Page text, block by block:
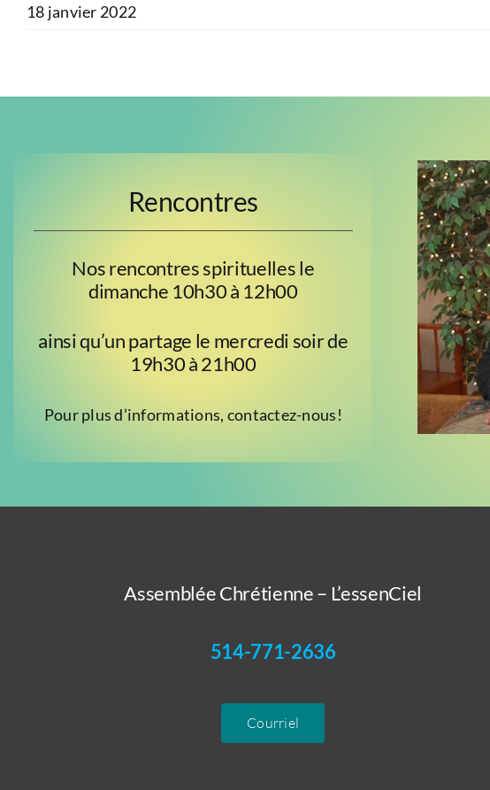
18 janvier 2022
Rencontres
Nos rencontres spirituelles le
dimanche 10h30 à 12h00
ainsi qu’un partage le mercredi soir de
19h30 à 21h00
Pour plus d’informations, contactez-nous!
Assemblée Chrétienne – L’essenCiel
514-771-2636
Courriel